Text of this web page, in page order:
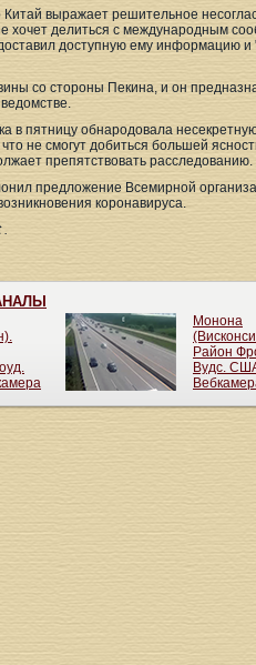
Китай выражает решительное
хочет делиться с международным
доступную ему информацию и
со стороны Пекина, и он
в пятницу обнародовала
не смогут добиться большей
препятствовать расследованию.
предложение Всемирной
коронавируса.
.